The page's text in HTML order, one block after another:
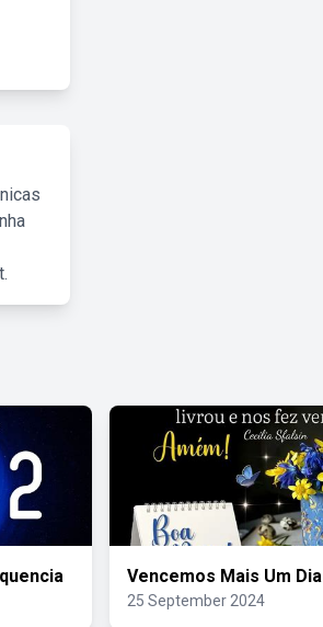
Vencemos Mais Um Dia
25 September 2024